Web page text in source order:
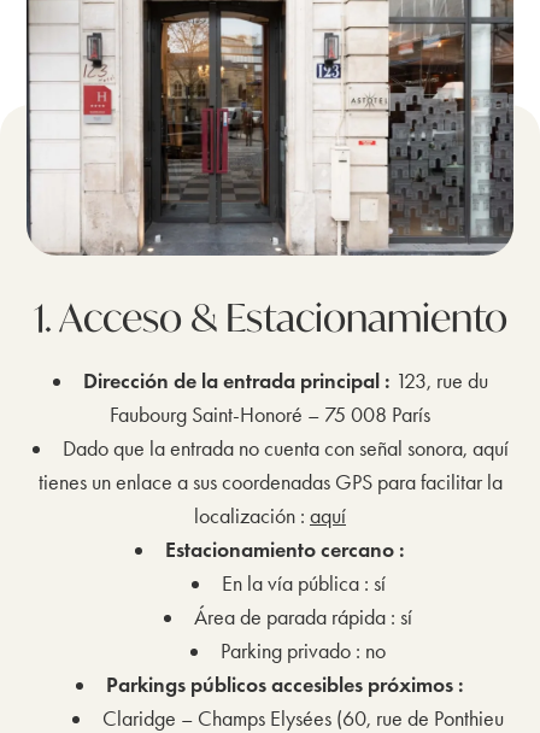
1. Acceso & Estacionamiento
Dirección de la entrada principal : 123, rue du
Faubourg Saint-Honoré – 75 008 París
Dado que la entrada no cuenta con señal sonora, aquí
tienes un enlace a sus coordenadas GPS para facilitar la
localización : aquí
Estacionamiento cercano :
En la vía pública : sí
Área de parada rápida : sí
Parking privado : no
Parkings públicos accesibles próximos :
Claridge – Champs Elysées (60, rue de Ponthieu